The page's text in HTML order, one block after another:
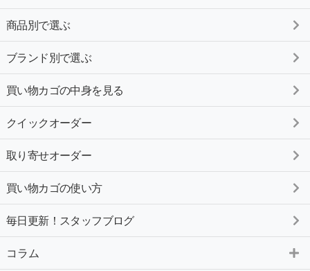
商品別で選ぶ
ブランド別で選ぶ
買い物カゴの中身を見る
クイックオーダー
取り寄せオーダー
買い物カゴの使い方
毎日更新！スタッフブログ
コラム